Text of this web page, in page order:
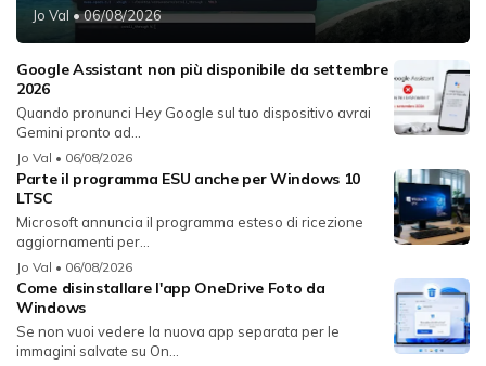
Jo Val • 06/08/2026
Google Assistant non più disponibile da settembre
2026
Quando pronunci Hey Google sul tuo dispositivo avrai
Gemini pronto ad...
Jo Val • 06/08/2026
Parte il programma ESU anche per Windows 10
LTSC
Microsoft annuncia il programma esteso di ricezione
aggiornamenti per...
Jo Val • 06/08/2026
Come disinstallare l'app OneDrive Foto da
Windows
Se non vuoi vedere la nuova app separata per le
immagini salvate su On...